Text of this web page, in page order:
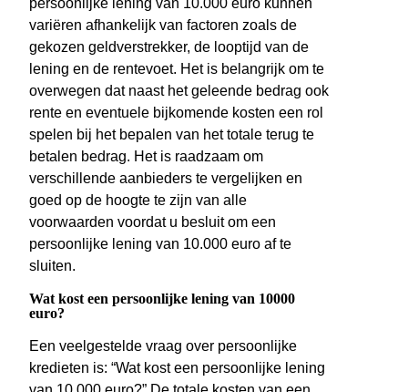
persoonlijke lening van 10.000 euro kunnen
variëren afhankelijk van factoren zoals de
gekozen geldverstrekker, de looptijd van de
lening en de rentevoet. Het is belangrijk om te
overwegen dat naast het geleende bedrag ook
rente en eventuele bijkomende kosten een rol
spelen bij het bepalen van het totale terug te
betalen bedrag. Het is raadzaam om
verschillende aanbieders te vergelijken en
goed op de hoogte te zijn van alle
voorwaarden voordat u besluit om een
persoonlijke lening van 10.000 euro af te
sluiten.
Wat kost een persoonlijke lening van 10000
euro?
Een veelgestelde vraag over persoonlijke
kredieten is: “Wat kost een persoonlijke lening